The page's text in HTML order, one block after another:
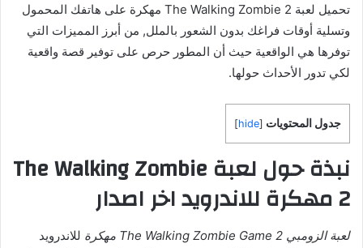
تحميل لعبة The Walking Zombie 2 مهكرة على هاتفك المحمول
وتسلية أوقات فراغك بدون الشعور بالملل, من أبرز المميزات التي
توفرها هي الواقعية حيث أن المطور حرص على توفير قصة واقعية
لكي تدور الأحداث حولها.
جدول المحتويات [
hide
]
نبذة حول لعبة The Walking Zombie
2 مهكرة للاندرويد اخر اصدار
لعبة الزومبي The Walking Zombie Game 2 مهكرة
للاندرويد